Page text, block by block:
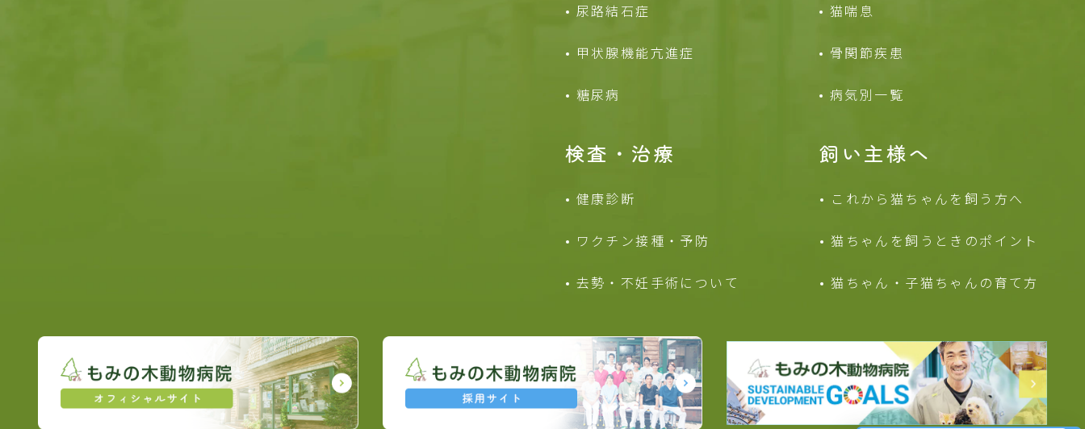
尿路結石症
甲状腺機能亢進症
糖尿病
猫喘息
骨関節疾患
病気別一覧
検査・治療
健康診断
ワクチン接種・予防
去勢・不妊手術について
飼い主様へ
これから猫ちゃんを 飼う方へ
猫ちゃんを飼うときのポイント
猫ちゃん・子猫ちゃんの育て方